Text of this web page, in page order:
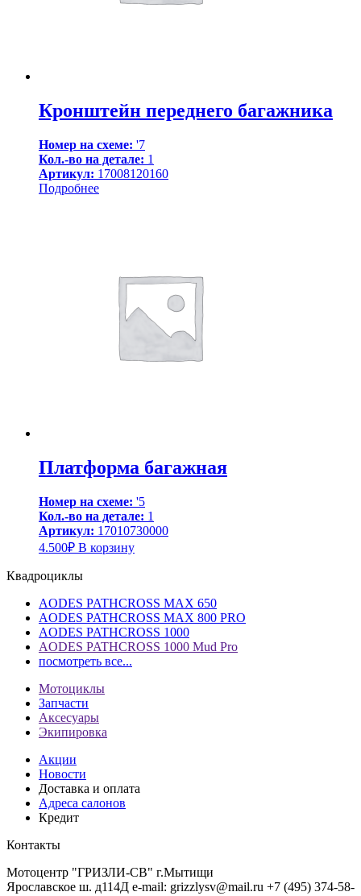
Кронштейн переднего багажника
Номер на схеме: '7
Кол.-во на детале: 1
Артикул: 17008120160
Подробнее
Платформа багажная
Номер на схеме: '5
Кол.-во на детале: 1
Артикул: 17010730000
4.500₽ В корзину
Квадроциклы
AODES PATHCROSS MAX 650
AODES PATHCROSS MAX 800 PRO
AODES PATHCROSS 1000
AODES PATHCROSS 1000 Mud Pro
посмотреть все...
Мотоциклы
Запчасти
Аксесуары
Экипировка
Акции
Новости
Доставка и оплата
Адреса салонов
Кредит
Контакты
Мотоцентр "ГРИЗЛИ-СВ" г.Мытищи
Ярославское ш. д114Д e-mail: grizzlysv@mail.ru +7 (495) 374-58-